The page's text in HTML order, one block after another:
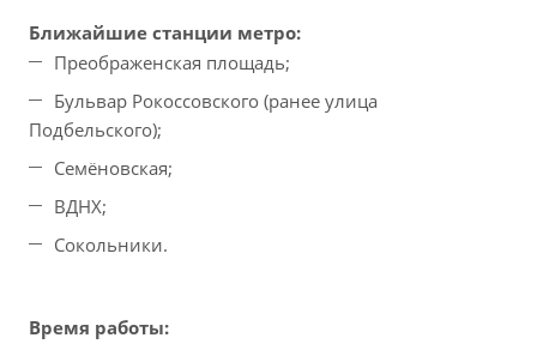
Ближайшие станции метро:
Преображенская площадь;
Бульвар Рокоссовского (ранее улица
Подбельского);
Семёновская;
ВДНХ;
Сокольники.
Время работы: